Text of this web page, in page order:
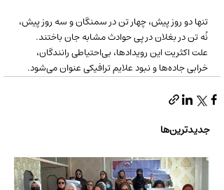
تنها دو روز پیش، چهار تن در سمنگان و سه روز پیش،
نُه تن در بغلان در پی حوادث مشابه جان باختند.
علت اکثریت این رویداد‌ها، بی‌احتیاطی رانندگان،
خرابی جاده‌ها و نبود علایم ترافیکی عنوان می‌شود.
جدیدترین‌ها